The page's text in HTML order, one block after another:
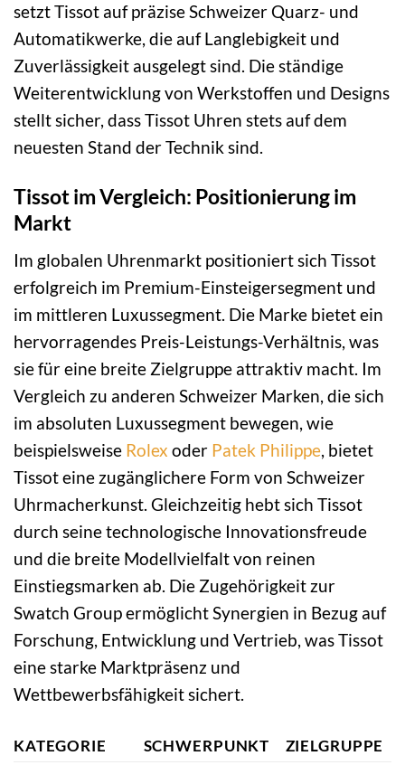
setzt Tissot auf präzise Schweizer Quarz- und
Automatikwerke, die auf Langlebigkeit und
Zuverlässigkeit ausgelegt sind. Die ständige
Weiterentwicklung von Werkstoffen und Designs
stellt sicher, dass Tissot Uhren stets auf dem
neuesten Stand der Technik sind.
Tissot im Vergleich: Positionierung im
Markt
Im globalen Uhrenmarkt positioniert sich Tissot
erfolgreich im Premium-Einsteigersegment und
im mittleren Luxussegment. Die Marke bietet ein
hervorragendes Preis-Leistungs-Verhältnis, was
sie für eine breite Zielgruppe attraktiv macht. Im
Vergleich zu anderen Schweizer Marken, die sich
im absoluten Luxussegment bewegen, wie
beispielsweise Rolex oder Patek Philippe, bietet
Tissot eine zugänglichere Form von Schweizer
Uhrmacherkunst. Gleichzeitig hebt sich Tissot
durch seine technologische Innovationsfreude
und die breite Modellvielfalt von reinen
Einstiegsmarken ab. Die Zugehörigkeit zur
Swatch Group ermöglicht Synergien in Bezug auf
Forschung, Entwicklung und Vertrieb, was Tissot
eine starke Marktpräsenz und
Wettbewerbsfähigkeit sichert.
KATEGORIE SCHWERPUNKT ZIELGRUPPE